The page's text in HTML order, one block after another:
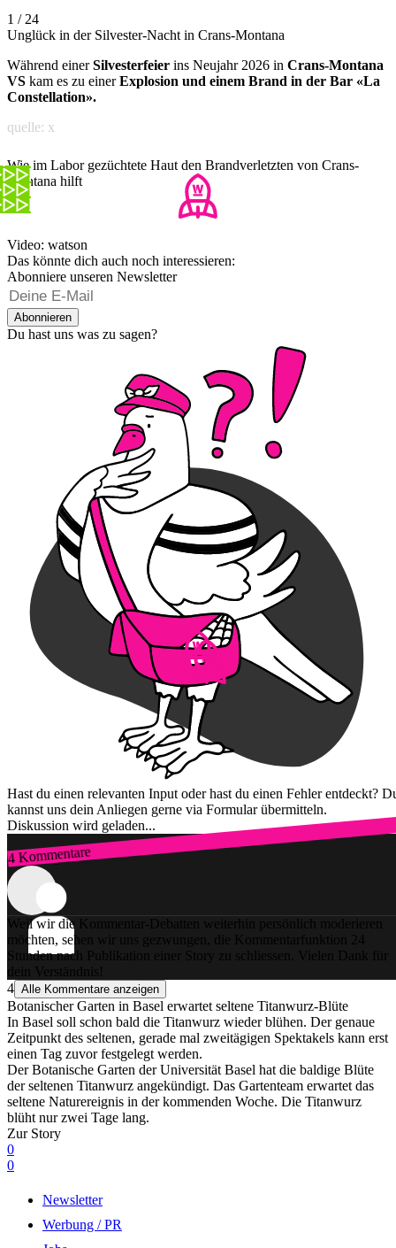
1 / 24
Unglück in der Silvester-Nacht in Crans-Montana
Während einerSilvesterfeier ins Neujahr 2026 in Crans-Montana
VS kam es zu einerExplosion und einem Brand in der Bar «La
Constellation».
quelle: x
Wie im Labor gezüchtete Haut den Brandverletzten von Crans-
Montana hilft
Video: watson
Das könnte dich auch noch interessieren:
Abonniere unseren Newsletter
Abonnieren
Du hast uns was zu sagen?
Hast du einen relevanten Input oder hast du einen Fehler entdeckt?
kannst uns dein Anliegen gerne via Formular übermitteln.
Diskussion wird geladen...
4 Kommentare
Zum Login
Weil wir die Kommentar-Debatten weiterhin persönlich moderieren
möchten, sehen wir uns gezwungen, die Kommentarfunktion 24
Stunden nach Publikation einer Story zu schliessen. Vielen Dank für
dein Verständnis!
4 Alle Kommentare anzeigen
Botanischer Garten in Basel erwartet seltene Titanwurz-Blüte
In Basel soll schon bald die Titanwurz wieder blühen. Der genaue
Zeitpunkt des seltenen, gerade mal zweitägigen Spektakels kann erst
einen Tag zuvor festgelegt werden.
Der Botanische Garten der Universität Basel hat die baldige Blüte
der seltenen Titanwurz angekündigt. Das Gartenteam erwartet das
seltene Naturereignis in der kommenden Woche. Die Titanwurz
blüht nur zwei Tage lang.
Zur Story
0
0
Newsletter
Werbung / PR